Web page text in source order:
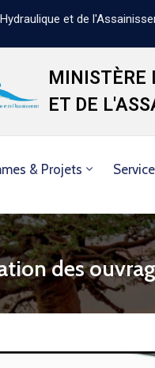
et de
MINISTÈRE
ET DE
& Projets
des